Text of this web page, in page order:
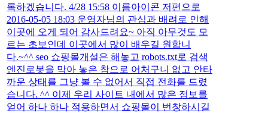
록하겠습니다. 4/28 15:58 이름아이콘 저편으로
2016-05-05 18:03 운영자님의 관심과 배려로 인해
이곳에 오게 되어 감사드려요~ 아직 아무것도 모
르는 초보인데 이곳에서 많이 배우길 원합니
다.~^^ seo 쇼핑몰개설은 해놓고 robots.txt로 검색
엔진로봇을 막아 놓은 참으로 어처구니 없고 안타
까운 상태를 그냥 볼 수 없어서 직접 전화를 드렸
습니다. ^^ 이제 우리 사이트 내에서 많은 정보를
얻어 하나 하나 적용하면서 쇼핑몰이 번창하시길